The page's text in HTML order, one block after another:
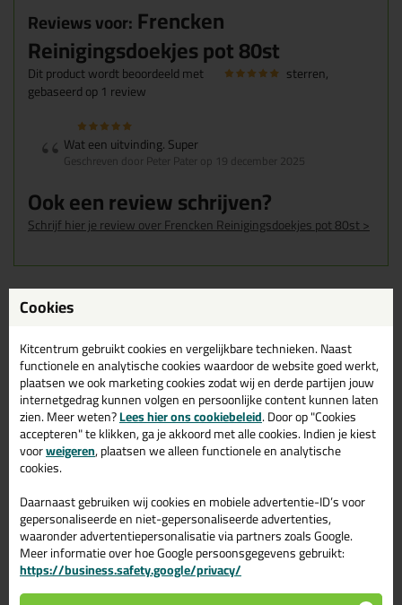
Reviews voor: Frencken
Reinigingsdoekjes pot 80st
Dit product wordt beoordeeld met sterren,
gebaseerd op1 review
Wat een uitvinding. Super
Geschreven door Peter Pater op 19 december 2025
Ook een review schrijven?
Schrijf hier je review over Frencken Reinigingsdoekjes pot 80st >
Gerelateerde producten
Tec7 Powerwipes
Reinigingsdoekjes voor
14,49
Soudal Swipex Wipes
100st
12,59
Cookies
Kitcentrum gebruikt cookies en vergelijkbare technieken. Naast
functionele en analytische cookies waardoor de website goed werkt,
plaatsen we ook marketing cookies zodat wij en derde partijen jouw
internetgedrag kunnen volgen en persoonlijke content kunnen laten
zien. Meer weten?Lees hier ons cookiebeleid. Door op "Cookies
accepteren" te klikken, ga je akkoord met alle cookies. Indien je kiest
voorweigeren, plaatsen we alleen functionele en analytische
cookies.
Daarnaast gebruiken wij cookies en mobiele advertentie-ID’s voor
gepersonaliseerde en niet-gepersonaliseerde advertenties,
waaronder advertentiepersonalisatie via partners zoals Google.
Meer informatie over hoe Google persoonsgegevens gebruikt:
https://business.safety.google/privacy/